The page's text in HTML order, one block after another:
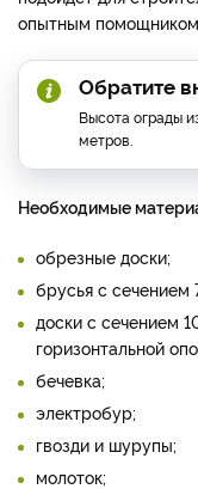
опытным
Обратите
Высота ограды
метров.
Необходимые
обрезные доски;
брусья с сечением
доски с сечением
горизонтальной
бечевка;
электробур;
гвозди и шурупы;
молоток;